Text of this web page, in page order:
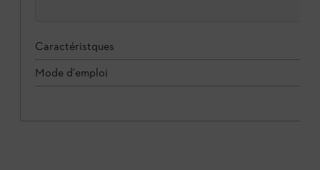
Caractéristques
Mode d'emploi